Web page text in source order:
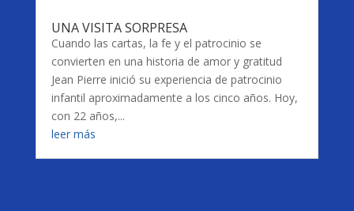
UNA VISITA SORPRESA
Cuando las cartas, la fe y el patrocinio se
convierten en una historia de amor y gratitud
Jean Pierre inició su experiencia de patrocinio
infantil aproximadamente a los cinco años. Hoy,
con 22 años,...
leer más